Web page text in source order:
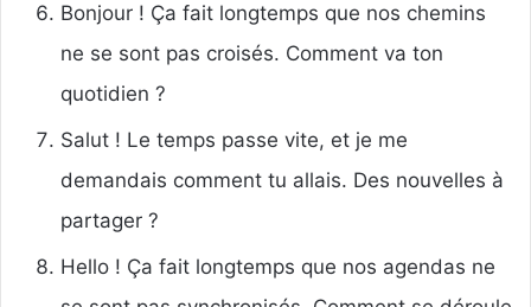
Bonjour ! Ça fait longtemps que nos chemins
ne se sont pas croisés. Comment va ton
quotidien ?
Salut ! Le temps passe vite, et je me
demandais comment tu allais. Des nouvelles à
partager ?
Hello ! Ça fait longtemps que nos agendas ne